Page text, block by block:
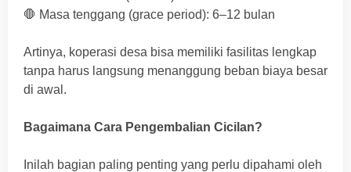
🛑 Masa tenggang (grace period): 6–12 bulan
Artinya, koperasi desa bisa memiliki fasilitas lengkap
tanpa harus langsung menanggung beban biaya besar
di awal.
Bagaimana Cara Pengembalian Cicilan?
Inilah bagian paling penting yang perlu dipahami oleh